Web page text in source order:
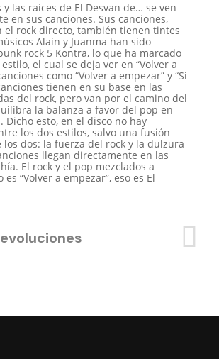
y las raíces de El Desvan de… se ven
en sus canciones. Sus canciones,
el rock directo, también tienen tintes
Alain y Juanma han sido
rock 5 Kontra, lo que ha marcado
el cual se deja ver en “Volver a
como “Volver a empezar” y “Si
tienen en su base en las
del rock, pero van por el camino del
la balanza a favor del pop en
Dicho esto, en el disco no hay
los dos estilos, salvo una fusión
los dos: la fuerza del rock y la dulzura
llegan directamente en las
El rock y el pop mezclados a
es “Volver a empezar”, eso es El